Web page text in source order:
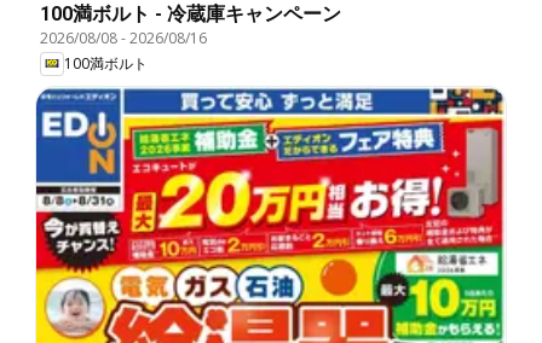
100満ボルト - 冷蔵庫キャンペーン
2026/08/08-2026/08/16
100満ボルト